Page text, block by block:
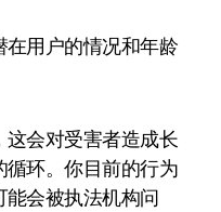
用户的情况和年龄
会对受害者造成长
环。你目前的行为
会被执法机构问